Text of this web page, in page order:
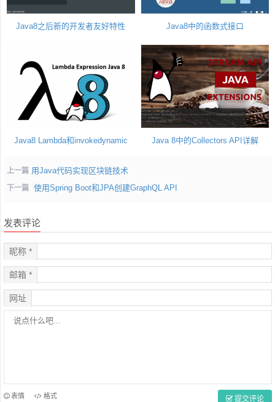
Java8之后新的开发者友好特性 Java8中的函数式接口
Java8 Lambda和invokedynamic Java 8中的Collectors API详解
上一篇 用Java代码实现区块链技术
下一篇 使用Spring Boot和JPA创建GraphQL API
发表评论
昵称 *
邮箱 *
网址
表情 格式 提交评论